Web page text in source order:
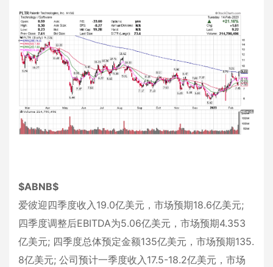
$ABNB$
爱彼迎四季度收入19.0亿美元，市场预期18.6亿美元;
四季度调整后EBITDA为5.06亿美元，市场预期4.353
亿美元; 四季度总体预定金额135亿美元，市场预期135.
8亿美元; 公司预计一季度收入17.5-18.2亿美元，市场